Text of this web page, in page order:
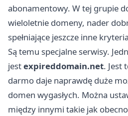
abonamentowy. W tej grupie
wieloletnie domeny, nader
spełniające jeszcze inne
Są temu specjalne serwisy.
jestexpireddomain.net. Jest
darmo daje naprawdę duże
domen wygasłych. Można
między innymi takie jak